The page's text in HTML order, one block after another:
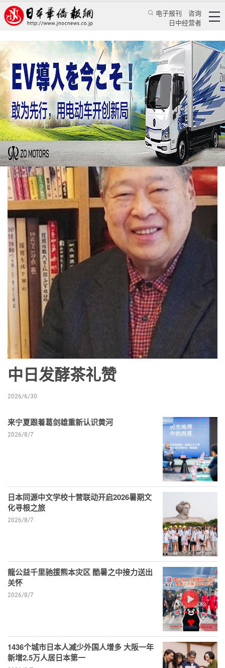
电子报刊
咨询
日中经营者
中日发酵茶礼赞
2026/6/30
来宁夏跟着葛剑雄重新认识黄河
2026/8/7
日本同源中文学校十营联动开启2026暑期文
化寻根之旅
2026/8/7
龍公益千里驰援熊本灾区 酷暑之中接力送出
关怀
2026/8/7
1436个城市日本人减少外国人增多 大阪一年
新增2.5万人居日本第一